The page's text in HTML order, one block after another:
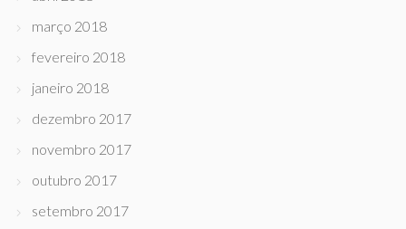
março 2018
fevereiro 2018
janeiro 2018
dezembro 2017
novembro 2017
outubro 2017
setembro 2017